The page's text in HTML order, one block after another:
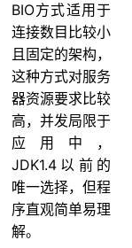
BIO方式适用于
连接数目比较小
且固定的架构，
这种方式对服务
器资源要求比较
高，并发局限于
应用中，
JDK1.4以前的
唯一选择，但程
序直观简单易理
解。